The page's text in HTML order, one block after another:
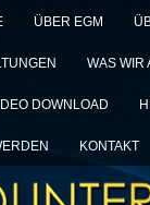
ÜBER EGM
WAS WIR
DOWNLOAD
KONTAKT